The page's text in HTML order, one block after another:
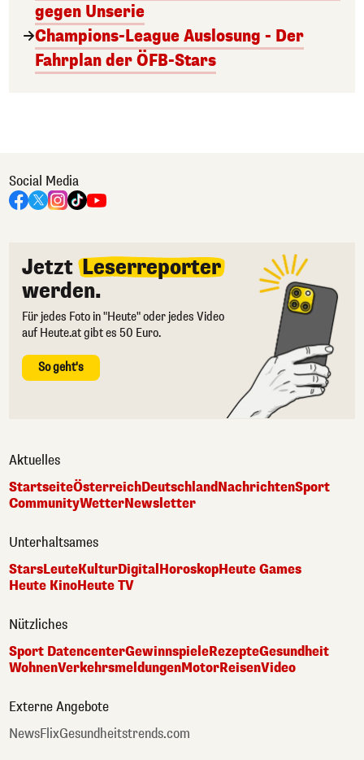
gegen Unserie
Champions-League Auslosung - Der
Fahrplan der ÖFB-Stars
Social Media
Jetzt Leserreporter
werden.
Für jedes Foto in "Heute" oder jedes Video
auf Heute.at gibt es 50 Euro.
So geht's
Aktuelles
StartseiteÖsterreichDeutschlandNachrichtenSport
CommunityWetterNewsletter
Unterhaltsames
StarsLeuteKulturDigital HoroskopHeute Games
Heute KinoHeute TV
Nützliches
Sport DatencenterGewinnspieleRezepteGesundheit
WohnenVerkehrsmeldungenMotorReisenVideo
Externe Angebote
NewsFlixGesundheitstrends.com